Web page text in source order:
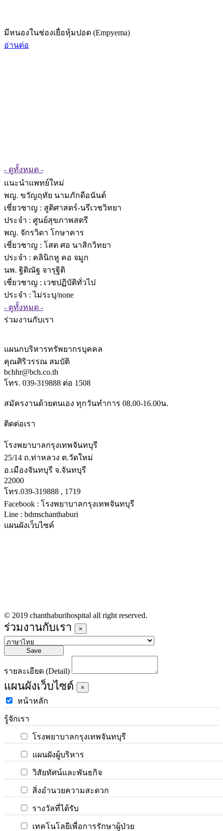
มีหนองในช่องเยื่อหุ้มปอด (Empyema)
อ่านต่อ
- ดูทั้งหมด -
แนะนำแพทย์ใหม่
พญ. ขวัญฤทัย นามภักดีอนันต์
เชี่ยวชาญ : สูติศาสตร์-นรีเวชวิทยา
ประจำ : ศูนย์สุขภาพสตรี
พญ. จักรวิดา โกษาคาร
เชี่ยวชาญ : โสต ศอ นาสิกวิทยา
ประจำ : คลินิกหู คอ จมูก
นพ. ฐิติณัฐ จารุฐิติ
เชี่ยวชาญ : เวชปฏิบัติทั่วไป
ประจำ : ไม่ระบุ/none
- ดูทั้งหมด -
ร่วมงานกับเรา
แผนกบริหารทรัพยากรบุคคล
คุณศิริวรรณ สมบัติ
bchhr@bch.co.th
โทร. 039-319888 ต่อ 1508
สมัครงานด้วยตนเอง ทุกวันทำการ 08.00-16.00น.
ติดต่อเรา
โรงพยาบาลกรุงเทพจันทบุรี
25/14 ถ.ท่าหลวง ต.วัดใหม่
อ.เมืองจันทบุรี จ.จันทบุรี
22000
โทร.039-319888 , 1719
Facebook : โรงพยาบาลกรุงเทพจันทบุรี
Line : bdmschanthaburi
แผนผังเว็บไซค์
© 2019 chanthaburihospital all right reserved.
ร่วมงานกับเรา ×
Save
รายละเอียด (Detail)
แผนผังเว็บไซต์ ×
หน้าหลัก
รู้จักเรา
โรงพยาบาลกรุงเทพจันทบุรี
แผนผังผู้บริหาร
วิสัยทัศน์และพันธกิจ
สิ่งอำนวยความสะดวก
รางวัลที่ได้รับ
เทคโนโลยีเพื่อการรักษาผู้ป่วย